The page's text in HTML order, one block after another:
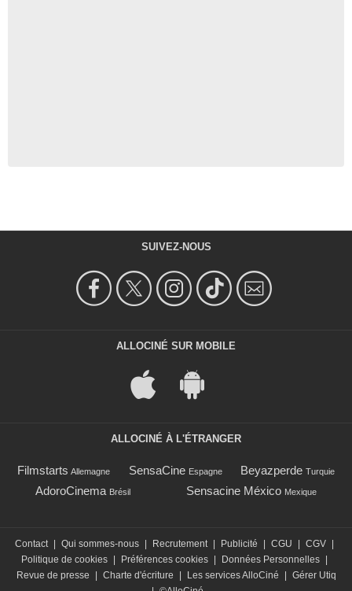
SUIVEZ-NOUS
ALLOCINÉ SUR MOBILE
ALLOCINÉ À L'ÉTRANGER
Filmstarts Allemagne SensaCine Espagne Beyazperde Turquie
AdoroCinema Brésil Sensacine México Mexique
Contact Qui sommes-nous Recrutement Publicité CGU CGV
Politique de cookies
Préférences cookies Données Personnelles
Revue de presse
Charte d'écriture Les services AlloCiné
Gérer Utiq